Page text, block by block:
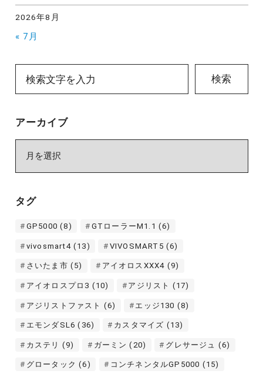
2026年8月
« 7月
検索
アーカイブ
ブ
タグ
GP5000 (8) GTローラーM1.1 (6)
vivosmart4(13) VIVOSMART5 (6)
さいたま市 (5) アイオロスXXX4 (9)
アイオロスプロ3 (10) アジリスト (17)
アジリストファスト (6) エッジ130 (8)
エモンダSL6 (36) カスタマイズ (13)
カステリ (9) ガーミン (20) グレサージュ (6)
グロータック (6) コンチネンタルGP5000 (15)